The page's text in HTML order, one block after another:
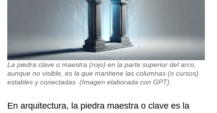
La piedra clave o maestra (rojo) en la parte superior del arco,
aunque no visible, es la que mantiene las columnas (o cursos)
estables y conectadas. (Imagen elaborada con GPT).
En arquitectura, la piedra maestra o clave es la